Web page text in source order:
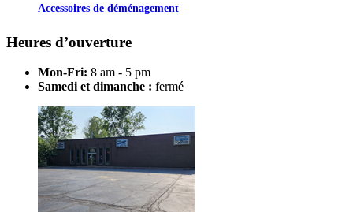
Accessoires de déménagement
Heures d’ouverture
Mon-Fri: 8 am - 5 pm
Samedi et dimanche : fermé